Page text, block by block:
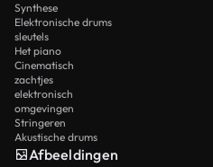
Synthese
Elektronische drums
sleutels
Het piano
Cinematisch
zachtjes
elektronisch
omgevingen
Stringeren
Akustische drums
Afbeeldingen